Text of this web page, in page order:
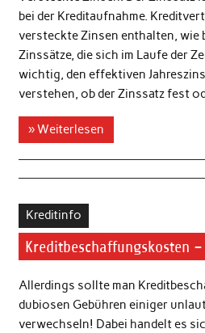
bei der Kreditaufnahme.
versteckte Zinsen enthalten, wie
Zinssätze, die sich im Laufe der
wichtig, den effektiven
verstehen, ob der Zinssatz fest
» Weiterlesen
Kreditinfo
Kreditbeschaffungskosten
Allerdings sollte man
dubiosen Gebühren einiger
verwechseln! Dabei handelt es